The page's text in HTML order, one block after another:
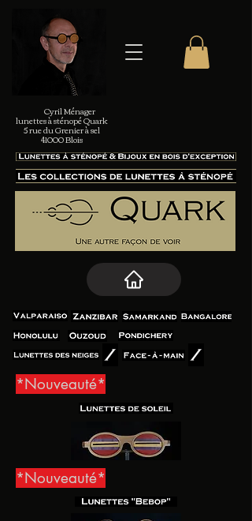
Cyril Ménager
lunettes à sténopé Quark
5 rue du Grenier à sel
41000 Blois
*Nouveauté*
*Nouveauté*